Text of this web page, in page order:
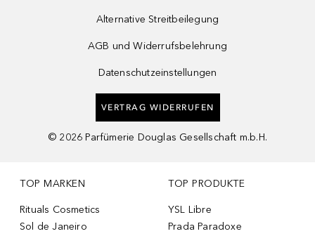
Alternative Streitbeilegung
AGB und Widerrufsbelehrung
Datenschutzeinstellungen
VERTRAG WIDERRUFEN
© 2026 Parfümerie Douglas Gesellschaft m.b.H.
TOP MARKEN
Rituals Cosmetics
Sol de Janeiro
TOP PRODUKTE
YSL Libre
Prada Paradoxe